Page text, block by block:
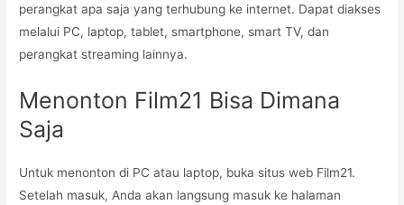
perangkat apa saja yang terhubung ke internet. Dapat diakses
melalui PC, laptop, tablet, smartphone, smart TV, dan
perangkat streaming lainnya.
Menonton Film21 Bisa Dimana
Saja
Untuk menonton di PC atau laptop, buka situs web Film21.
Setelah masuk, Anda akan langsung masuk ke halaman